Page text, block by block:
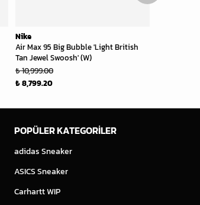
Nike
Air Max 95 Big Bubble 'Light British
Tan Jewel Swoosh' (W)
₺ 10,999.00
₺ 8,799.20
POPÜLER KATEGORİLER
adidas Sneaker
ASICS Sneaker
Carhartt WIP